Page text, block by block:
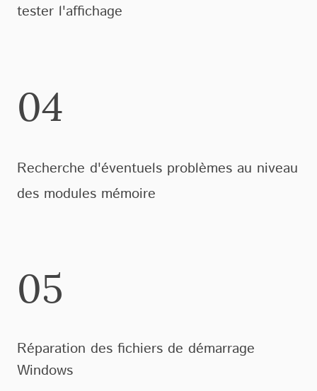
tester l'affichage
04
Recherche d'éventuels problèmes au niveau
des modules mémoire
05
Réparation des fichiers de démarrage
Windows